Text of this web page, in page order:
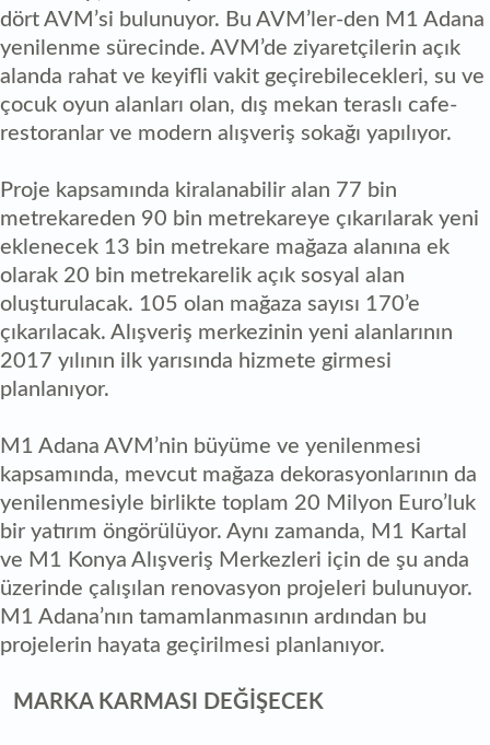
dört AVM’si bulunuyor. Bu AVM’ler-den M1 Adana
yenilenme sürecinde. AVM’de ziyaretçilerin açık
alanda rahat ve keyifli vakit geçirebilecekleri, su ve
çocuk oyun alanları olan, dış mekan teraslı cafe-
restoranlar ve modern alışveriş sokağı yapılıyor.
Proje kapsamında kiralanabilir alan 77 bin
metrekareden 90 bin metrekareye çıkarılarak yeni
eklenecek 13 bin metrekare mağaza alanına ek
olarak 20 bin metrekarelik açık sosyal alan
oluşturulacak. 105 olan mağaza sayısı 170’e
çıkarılacak. Alışveriş merkezinin yeni alanlarının
2017 yılının ilk yarısında hizmete girmesi
planlanıyor.
M1 Adana AVM’nin büyüme ve yenilenmesi
kapsamında, mevcut mağaza dekorasyonlarının da
yenilenmesiyle birlikte toplam 20 Milyon Euro’luk
bir yatırım öngörülüyor. Aynı zamanda, M1 Kartal
ve M1 Konya Alışveriş Merkezleri için de şu anda
üzerinde çalışılan renovasyon projeleri bulunuyor.
M1 Adana’nın tamamlanmasının ardından bu
projelerin hayata geçirilmesi planlanıyor.
MARKA KARMASI DEĞİŞECEK